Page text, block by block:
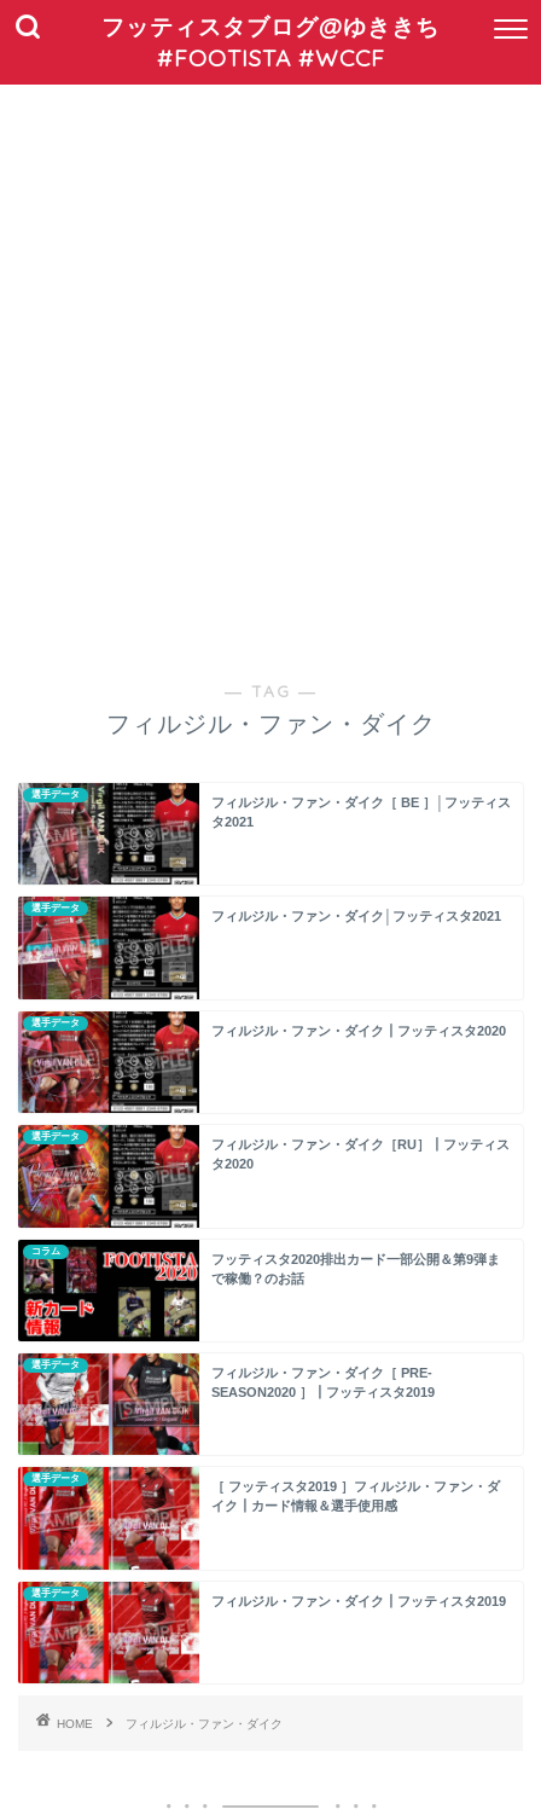
フッティスタブログ@ゆききち
#FOOTISTA #WCCF
― TAG ―
フィルジル・ファン・ダイク
選手データ
フィルジル・ファン・ダイク［ BE ］│フッティス
タ2021
選手データ
フィルジル・ファン・ダイク│フッティスタ2021
選手データ
フィルジル・ファン・ダイク┃フッティスタ2020
選手データ
フィルジル・ファン・ダイク［RU］┃フッティス
タ2020
コラム
フッティスタ2020排出カード一部公開＆第9弾ま
で稼働？のお話
選手データ
フィルジル・ファン・ダイク［ PRE-
SEASON2020 ］┃フッティスタ2019
選手データ
［ フッティスタ2019 ］フィルジル・ファン・ダ
イク┃カード情報＆選手使用感
選手データ
フィルジル・ファン・ダイク┃フッティスタ2019
HOME フィルジル・ファン・ダイク